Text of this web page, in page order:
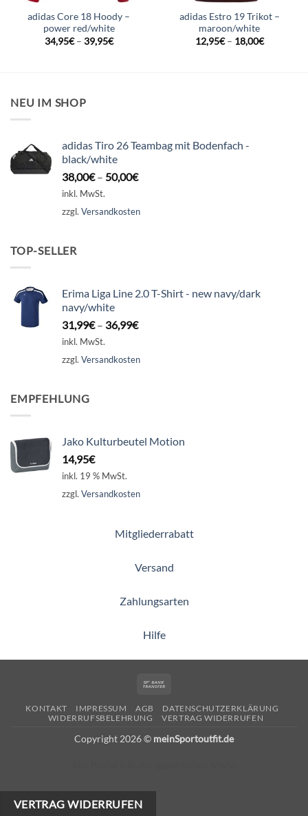
adidas Core 18 Hoody –
power red/white
34,95€– 39,95€
adidas Estro 19 Trikot –
maroon/white
12,95€– 18,00€
NEU IM SHOP
adidas Tiro 26 Teambag mit Bodenfach -
black/white
38,00€– 50,00€
inkl. MwSt.
zzgl. Versandkosten
TOP-SELLER
Erima Liga Line 2.0 T-Shirt - new navy/dark
navy/white
31,99€– 36,99€
inkl. MwSt.
zzgl. Versandkosten
EMPFEHLUNG
Jako Kulturbeutel Motion
14,95€
inkl. 19 % MwSt.
zzgl. Versandkosten
Mitgliederrabatt
Versand
Zahlungsarten
Hilfe
KONTAKT IMPRESSUM AGB
DATENSCHUTZERKLÄRUNG
WIDERRUFSBELEHRUNG
VERTRAG WIDERRUFEN
Copyright 2026 © meinSportoutfit.de
VERTRAG WIDERRUFEN